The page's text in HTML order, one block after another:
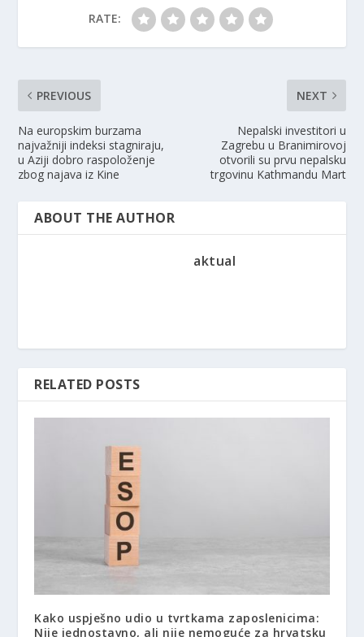
RATE:
PREVIOUS
Na europskim burzama
najvažniji indeksi stagniraju,
u Aziji dobro raspoloženje
zbog najava iz Kine
NEXT
Nepalski investitori u
Zagrebu u Branimirovoj
otvorili su prvu nepalsku
trgovinu Kathmandu Mart
ABOUT THE AUTHOR
aktual
RELATED POSTS
Kako uspješno udio u tvrtkama zaposlenicima:
Nije jednostavno, ali nije nemoguće za hrvatsku